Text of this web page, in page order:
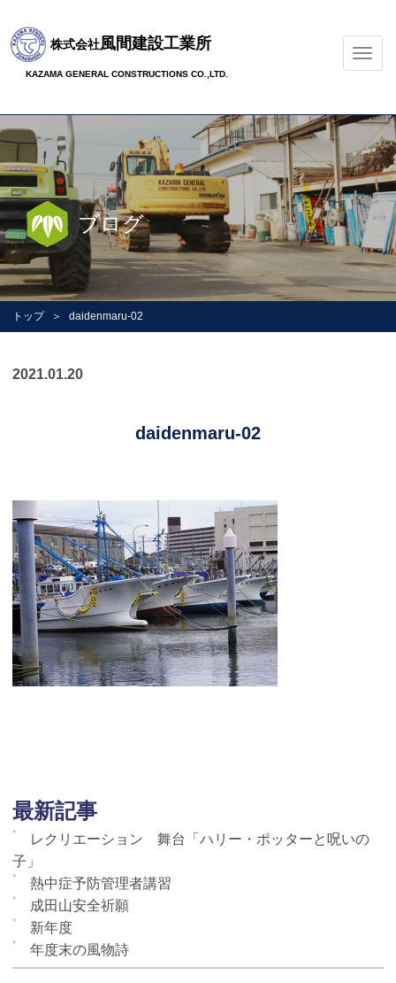
ナ
ビ
ー
シ
ョ
ン
の
切
替
株式会社風間建設工業所
KAZAMA GENERAL CONSTRUCTIONS CO.,LTD.
ブログ
トップ daidenmaru-02
2021.01.20
daidenmaru-02
最新記事
レクリエーション 舞台「ハリー・ポッターと呪いの
子」
熱中症予防管理者講習
成田山安全祈願
新年度
年度末の風物詩